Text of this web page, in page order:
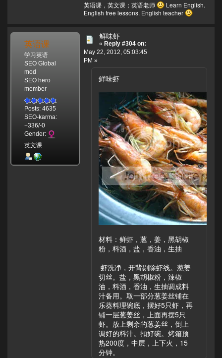
英语课，英文课；英语老师
Learn English.
English free lessons. English teacher
英语课
学习英语
SEO Global
mod
SEO hero
member
Posts: 4635
SEO-karma:
+336/-0
Gender:
英文课
鲜味虾
« Reply #304 on:
May 22, 2012, 05:03:45
PM »
鲜味虾
材料：鲜虾，葱，姜，黑胡椒
粉，料酒，盐，香油，生抽
虾洗净，开背剔除虾线。葱姜
切丝。盐，黑胡椒粉，辣椒
油，料酒，香油，生抽调成料
汁备用。取一部分葱姜丝铺在
乐葵料理碗底，摆好5只虾，再
铺一层葱姜丝，上面再摆5只
虾。放上剩余的葱姜丝，倒上
调好的料汁。扣好碗。烤箱预
热200度，中层，上下火，15
分钟。